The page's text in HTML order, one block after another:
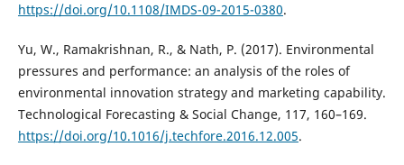
https://doi.org/10.1108/IMDS-09-2015-0380.
Yu, W., Ramakrishnan, R., & Nath, P. (2017). Environmental
pressures and performance: an analysis of the roles of
environmental innovation strategy and marketing capability.
Technological Forecasting & Social Change, 117, 160–169.
https://doi.org/10.1016/j.techfore.2016.12.005.